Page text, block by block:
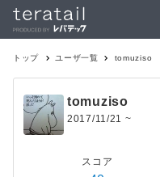
トップ ユーザ一覧 tomuziso
tomuziso
2017/11/21 ~
スコア